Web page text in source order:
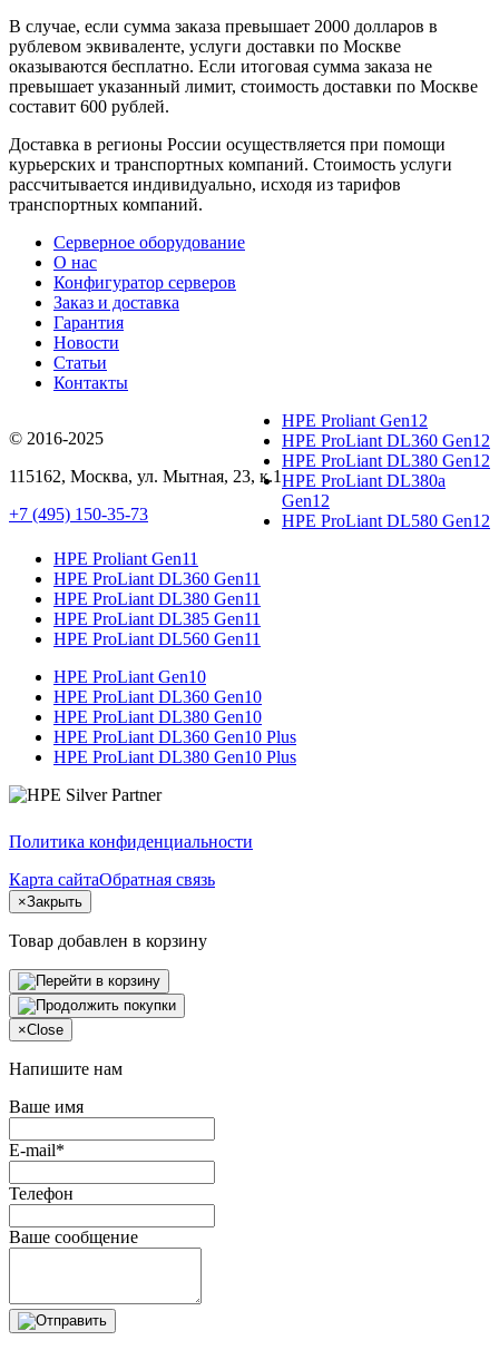
В случае, если сумма заказа превышает 2000 долларов в
рублевом эквиваленте, услуги доставки по Москве
оказываются бесплатно. Если итоговая сумма заказа не
превышает указанный лимит, стоимость доставки по Москве
составит 600 рублей.
Доставка в регионы России осуществляется при помощи
курьерских и транспортных компаний. Стоимость услуги
рассчитывается индивидуально, исходя из тарифов
транспортных компаний.
Серверное оборудование
О нас
Конфигуратор серверов
Заказ и доставка
Гарантия
Новости
Статьи
Контакты
© 2016-2025
115162, Москва, ул. Мытная, 23, к.1
+7 (495) 150-35-73
HPE Proliant Gen12
HPE ProLiant DL360 Gen12
HPE ProLiant DL380 Gen12
HPE ProLiant DL380a
Gen12
HPE ProLiant DL580 Gen12
HPE Proliant Gen11
HPE ProLiant DL360 Gen11
HPE ProLiant DL380 Gen11
HPE ProLiant DL385 Gen11
HPE ProLiant DL560 Gen11
HPE ProLiant Gen10
HPE ProLiant DL360 Gen10
HPE ProLiant DL380 Gen10
HPE ProLiant DL360 Gen10 Plus
HPE ProLiant DL380 Gen10 Plus
Политика конфиденциальности
Карта сайтаОбратная связь
×Закрыть
Товар добавлен в корзину
×Close
Напишите нам
Ваше имя
E-mail*
Телефон
Ваше сообщение